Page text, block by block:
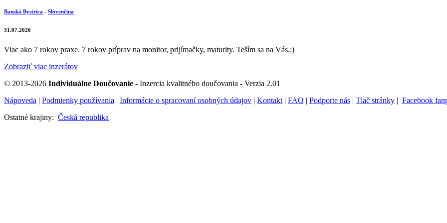
Banská Bystrica - Slovenčina
31.07.2026
Viac ako 7 rokov praxe. 7 rokov príprav na monitor, prijímačky, maturity. Teším sa na Vás.:)
Zobraziť viac inzerátov
© 2013-2026 Individuálne Doučovanie - Inzercia kvalitného doučovania - Verzia 2.01
Nápoveda | Podmienky používania | Informácie o spracovaní osobných údajov | Kontakt | FAQ | Podporte nás | Tlač stránky | Facebook
Ostatné krajiny: Česká republika